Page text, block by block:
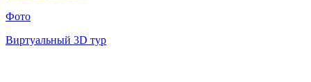
Фото
Виртуальный 3D тур